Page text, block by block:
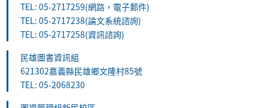
TEL: 05-2717259(網路，電子郵件)
TEL: 05-2717238(論文系統諮詢)
TEL: 05-2717258(資訊諮詢)
民雄圖書資訊組
621302嘉義縣民雄鄉文隆村85號
TEL: 05-2068230